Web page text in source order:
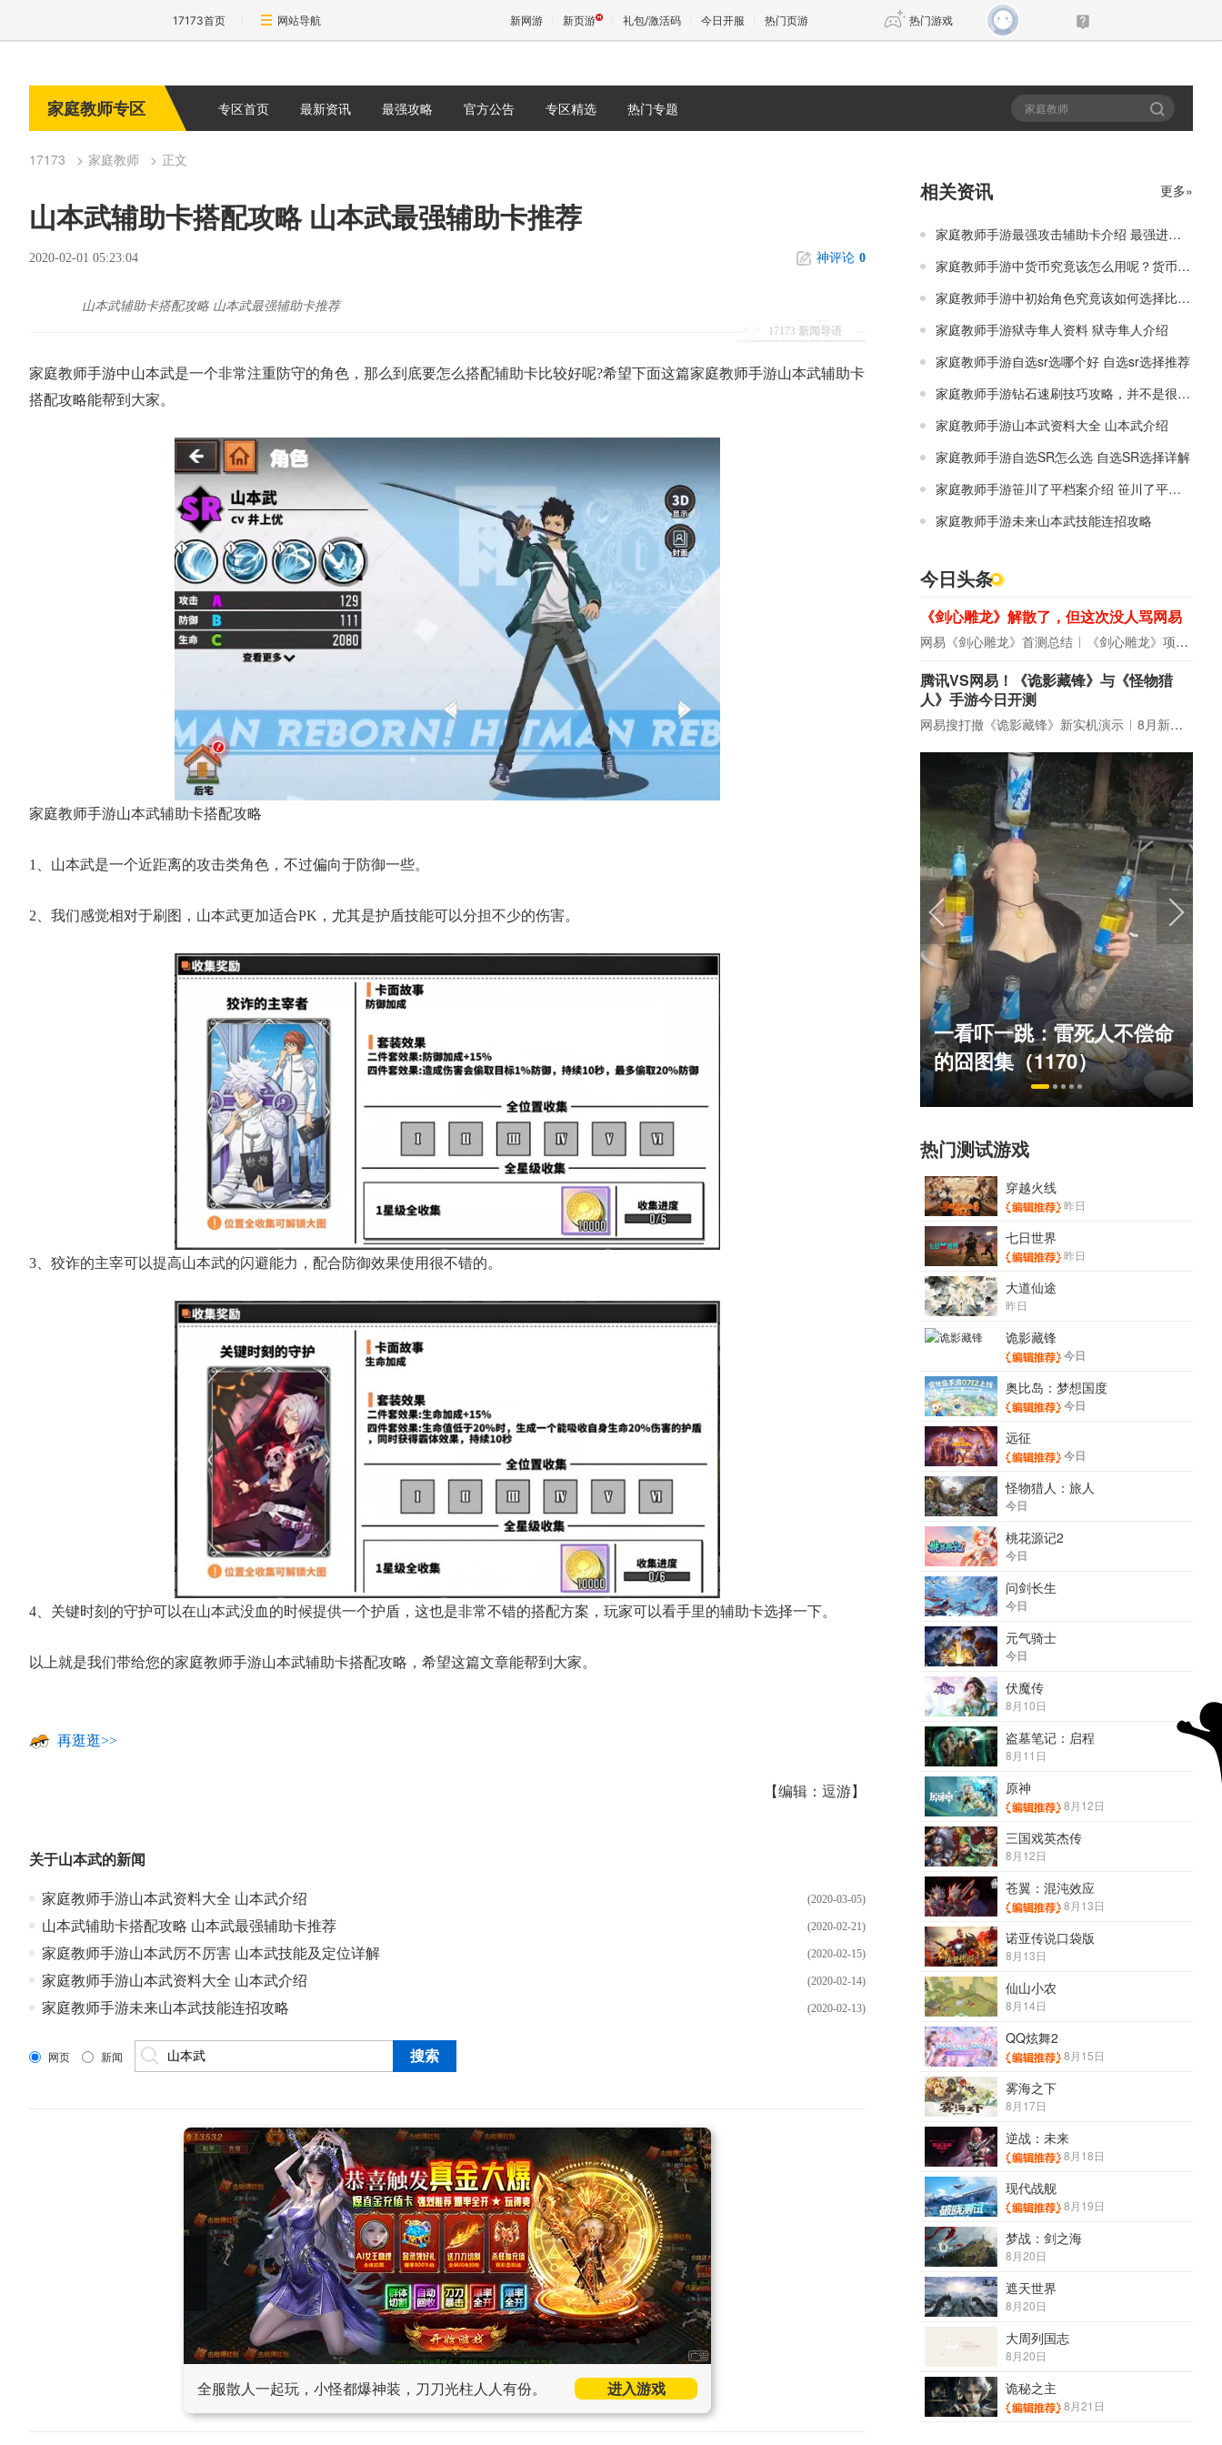
17173首页 网站导航 新网游 新页游 礼包/激活码 今日开服 热门页游 热门游戏
家庭教师专区 专区首页 最新资讯 最强攻略 官方公告 专区精选 热门专题
17173 家庭教师 正文
山本武辅助卡搭配攻略 山本武最强辅助卡推荐
2020-02-01 05:23:04 神评论 0
17173 新闻导语
山本武辅助卡搭配攻略 山本武最强辅助卡推荐
家庭教师手游中山本武是一个非常注重防守的角色，那么到底要怎么搭配辅助卡比较好呢?希望下面这篇家庭教师手游山本武辅助卡
搭配攻略能帮到大家。
家庭教师手游山本武辅助卡搭配攻略
1、山本武是一个近距离的攻击类角色，不过偏向于防御一些。
2、我们感觉相对于刷图，山本武更加适合PK，尤其是护盾技能可以分担不少的伤害。
3、狡诈的主宰可以提高山本武的闪避能力，配合防御效果使用很不错的。
4、关键时刻的守护可以在山本武没血的时候提供一个护盾，这也是非常不错的搭配方案，玩家可以看手里的辅助卡选择一下。
以上就是我们带给您的家庭教师手游山本武辅助卡搭配攻略，希望这篇文章能帮到大家。
再逛逛>>
【编辑：逗游】
关于山本武的新闻
(2020-03-05)
家庭教师手游山本武资料大全 山本武介绍
(2020-02-21)
山本武辅助卡搭配攻略 山本武最强辅助卡推荐
(2020-02-15)
家庭教师手游山本武厉不厉害 山本武技能及定位详解
(2020-02-14)
家庭教师手游山本武资料大全 山本武介绍
(2020-02-13)
家庭教师手游未来山本武技能连招攻略
网页 新闻
全服散人一起玩，小怪都爆神装，刀刀光柱人人有份。 进入游戏
相关资讯 更多»
家庭教师手游最强攻击辅助卡介绍 最强进攻辅助卡排行榜
家庭教师手游中货币究竟该怎么用呢？货币使用心得
家庭教师手游中初始角色究竟该如何选择比较好呢
家庭教师手游狱寺隼人资料 狱寺隼人介绍
家庭教师手游自选sr选哪个好 自选sr选择推荐
家庭教师手游钻石速刷技巧攻略，并不是很困难
家庭教师手游山本武资料大全 山本武介绍
家庭教师手游自选SR怎么选 自选SR选择详解
家庭教师手游笹川了平档案介绍 笹川了平资料大全
家庭教师手游未来山本武技能连招攻略
今日头条
《剑心雕龙》解散了，但这次没人骂网易
网易《剑心雕龙》首测总结 《剑心雕龙》项目宣布解散
腾讯VS网易！《诡影藏锋》与《怪物猎
人》手游今日开测
网易搜打撤《诡影藏锋》新实机演示 8月新游前瞻：《诡秘之主》领衔
爆开启
一看吓一跳：雷死人不偿命
的囧图集（1170）
热门测试游戏
穿越火线
昨日
七日世界
昨日
大道仙途
昨日
诡影藏锋
今日
奥比岛：梦想国度
今日
远征
今日
怪物猎人：旅人
今日
桃花源记2
今日
问剑长生
今日
元气骑士
今日
伏魔传
8月10日
盗墓笔记：启程
8月11日
原神
8月12日
三国戏英杰传
8月12日
苍翼：混沌效应
8月13日
诺亚传说口袋版
8月13日
仙山小农
8月14日
QQ炫舞2
8月15日
雾海之下
8月17日
逆战：未来
8月18日
现代战舰
8月19日
梦战：剑之海
8月20日
遮天世界
8月20日
大周列国志
8月20日
诡秘之主
8月21日